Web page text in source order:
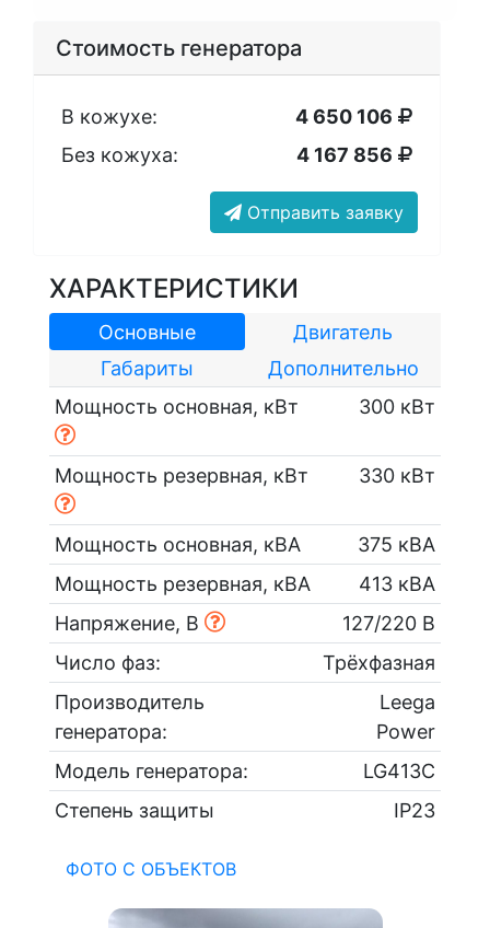
Стоимость генератора
В кожухе:
4 650 106
Без кожуха:
4 167 856
Отправить заявку
ХАРАКТЕРИСТИКИ
Основные
Двигатель
Габариты
Дополнительно
Мощность основная, кВт
300 кВт
Мощность резервная, кВт 330 кВт
Мощность основная, кВА
375 кВА
Мощность резервная, кВА
413 кВА
Напряжение, В
127/220 В
Число фаз:
Трёхфазная
Производитель
генератора:
Leega
Power
Модель генератора:
LG413C
Степень защиты
IP23
ФОТО С ОБЪЕКТОВ